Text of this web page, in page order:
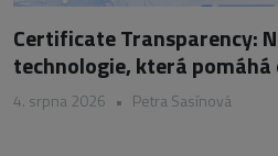
Certificate Transparency:
technologie, která
4. srpna 2026 • Petra Sasínová